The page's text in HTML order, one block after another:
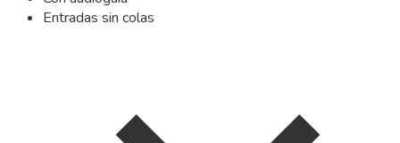
Entradas sin colas